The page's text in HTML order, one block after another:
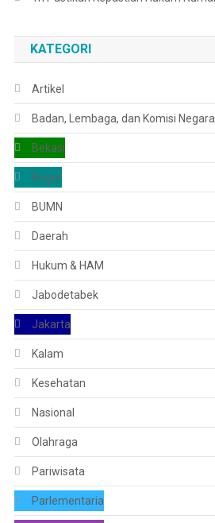
KATEGORI
Artikel
Badan, Lembaga, dan Komisi Negara
Bekasi
Bogor
BUMN
Daerah
Hukum & HAM
Jabodetabek
Jakarta
Kalam
Kesehatan
Nasional
Olahraga
Pariwisata
Parlementaria